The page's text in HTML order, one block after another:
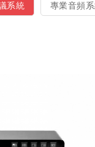
系統 專業音頻